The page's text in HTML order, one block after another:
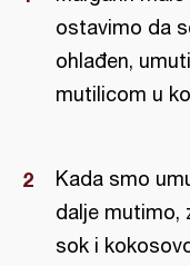
ostavimo da
ohlađen,
mutilicom u
Kada smo
dalje mutimo,
sok i